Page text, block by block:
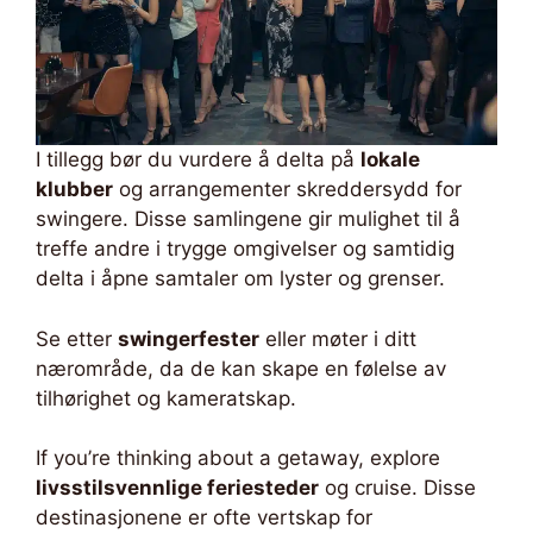
I tillegg bør du vurdere å delta på lokale
klubber og arrangementer skreddersydd for
swingere. Disse samlingene gir mulighet til å
treffe andre i trygge omgivelser og samtidig
delta i åpne samtaler om lyster og grenser.
Se etter swingerfester eller møter i ditt
nærområde, da de kan skape en følelse av
tilhørighet og kameratskap.
If you’re thinking about a getaway, explore
livsstilsvennlige feriesteder og cruise. Disse
destinasjonene er ofte vertskap for